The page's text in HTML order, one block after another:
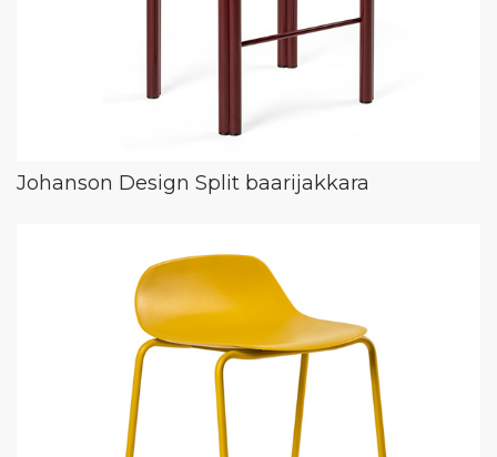
Johanson Design Split baarijakkara